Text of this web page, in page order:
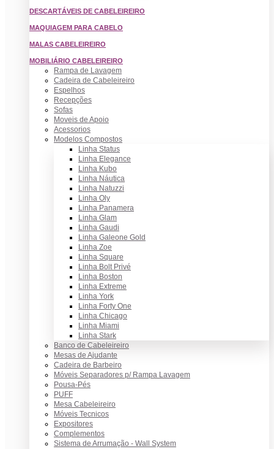
DESCARTÁVEIS DE CABELEIREIRO
MAQUIAGEM PARA CABELO
MALAS CABELEIREIRO
MOBILIÁRIO CABELEIREIRO
Rampa de Lavagem
Cadeira de Cabeleireiro
Espelhos
Recepções
Sofas
Moveis de Apoio
Acessorios
Modelos Compostos
Linha Status
Linha Elegance
Linha Kubo
Linha Náutica
Linha Natuzzi
Linha Oly
Linha Panamera
Linha Glam
Linha Gaudi
Linha Galeone Gold
Linha Zoe
Linha Square
Linha Bolt Privé
Linha Boston
Linha Extreme
Linha York
Linha Forty One
Linha Chicago
Linha Miami
Linha Stark
Banco de Cabeleireiro
Mesas de Ajudante
Cadeira de Barbeiro
Móveis Separadores p/ Rampa Lavagem
Pousa-Pés
PUFF
Mesa Cabeleireiro
Móveis Tecnicos
Expositores
Complementos
Sistema de Arrumação - Wall System